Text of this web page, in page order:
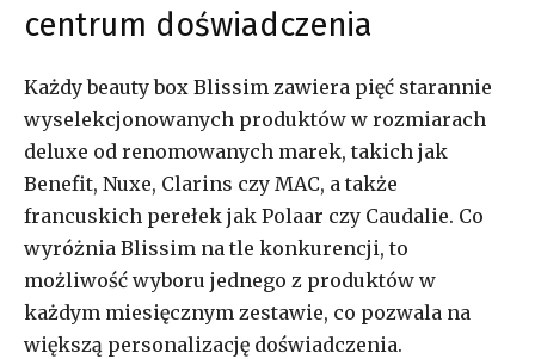
centrum doświadczenia
Każdy beauty box Blissim zawiera pięć starannie
wyselekcjonowanych produktów w rozmiarach
deluxe od renomowanych marek, takich jak
Benefit, Nuxe, Clarins czy MAC, a także
francuskich perełek jak Polaar czy Caudalie. Co
wyróżnia Blissim na tle konkurencji, to
możliwość wyboru jednego z produktów w
każdym miesięcznym zestawie, co pozwala na
większą personalizację doświadczenia.